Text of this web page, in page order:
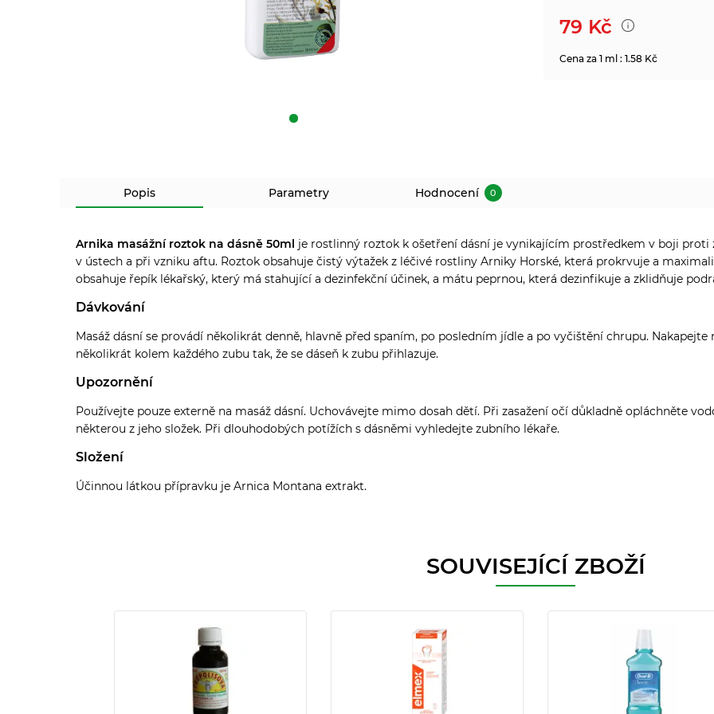
79 Kč
Cena za 1 ml : 1.58 Kč
Popis Parametry Hodnocení 0
Arnika masážní roztok na dásně 50ml je rostlinný roztok k ošetření dásní je vynikajícím prostředkem v boji proti
v ústech a při vzniku aftu. Roztok obsahuje čistý výtažek z léčivé rostliny Arniky Horské, která prokrvuje a
obsahuje řepík lékařský, který má stahující a dezinfekční účinek, a mátu peprnou, která dezinfikuje a zklidňuje
Dávkování
Masáž dásní se provádí několikrát denně, hlavně před spaním, po posledním jídle a po vyčištění chrupu.
několikrát kolem každého zubu tak, že se dáseň k zubu přihlazuje.
Upozornění
Používejte pouze externě na masáž dásní. Uchovávejte mimo dosah dětí. Při zasažení očí důkladně opláchněte
některou z jeho složek. Při dlouhodobých potížích s dásněmi vyhledejte zubního lékaře.
Složení
Účinnou látkou přípravku je Arnica Montana extrakt.
SOUVISEJÍCÍ ZBOŽÍ